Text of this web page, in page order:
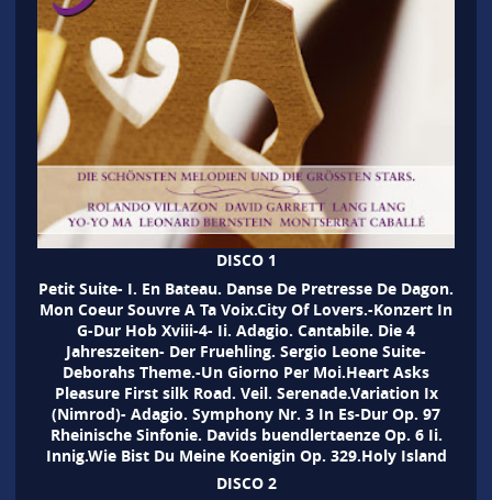
DISCO 1
Petit Suite- I. En Bateau. Danse De Pretresse De Dagon.
Mon Coeur Souvre A Ta Voix.City Of Lovers.-Konzert In
G-Dur Hob Xviii-4- Ii. Adagio. Cantabile. Die 4
Jahreszeiten- Der Fruehling. Sergio Leone Suite-
Deborahs Theme.-Un Giorno Per Moi.Heart Asks
Pleasure First silk Road. Veil. Serenade.Variation Ix
(Nimrod)- Adagio. Symphony Nr. 3 In Es-Dur Op. 97
Rheinische Sinfonie. Davids buendlertaenze Op. 6 Ii.
Innig.Wie Bist Du Meine Koenigin Op. 329.Holy Island
DISCO 2